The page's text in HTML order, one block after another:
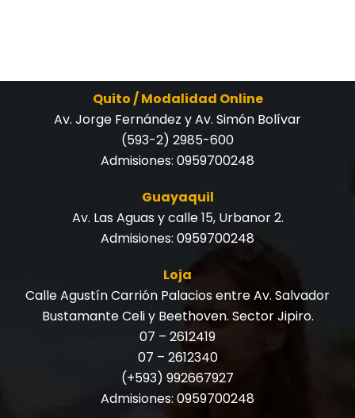
Quito / Modalidad Online
Av. Jorge Fernández y Av. Simón Bolívar
(593-2) 2985-600
Admisiones: 0959700248
Guayaquil
Av. Las Aguas y calle 15, Urbanor 2.
Admisiones: 0959700248
Loja
Calle Agustín Carrión Palacios entre Av. Salvador
Bustamante Celi y Beethoven. Sector Jipiro.
07 – 2612419
07 – 2612340
(+593) 992667927
Admisiones: 0959700248